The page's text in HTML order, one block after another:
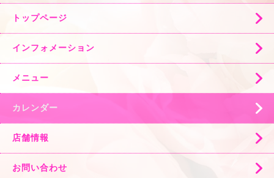
トップページ
インフォメーション
メニュー
カレンダー
店舗情報
お問い合わせ